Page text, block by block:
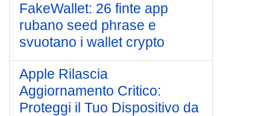
FakeWallet: 26 finte app
rubano seed phrase e
svuotano i wallet crypto
Apple Rilascia
Aggiornamento Critico:
Proteggi il Tuo Dispositivo da